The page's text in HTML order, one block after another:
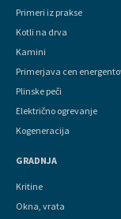
Primeri iz prakse
Kotli na drva
Kamini
Primerjava cen
Plinske peči
Električno ogrevanje
Kogeneracija
GRADNJA
Kritine
Okna, vrata